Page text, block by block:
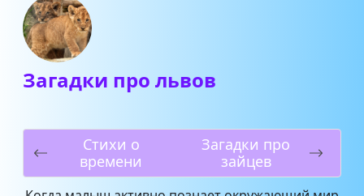
Загадки про львов
Стихи о
времени
Загадки про
зайцев